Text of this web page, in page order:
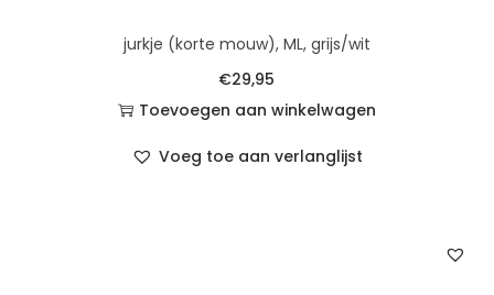
jurkje (korte mouw), ML, grijs/wit
€29,95
Toevoegen aan winkelwagen
Voeg toe aan verlanglijst